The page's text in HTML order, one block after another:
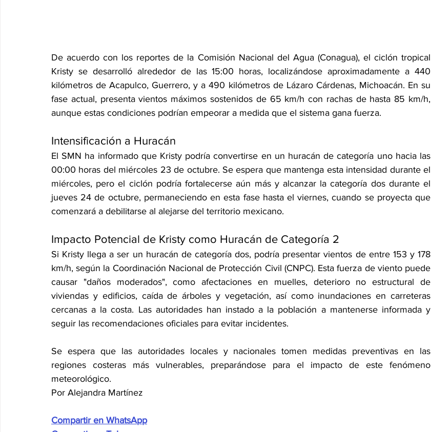
De acuerdo con los reportes de la Comisión Nacional del Agua (Conagua), el ciclón tropical
Kristy se desarrolló alrededor de las 15:00 horas, localizándose aproximadamente a 440
kilómetros de Acapulco, Guerrero, y a 490 kilómetros de Lázaro Cárdenas, Michoacán. En su
fase actual, presenta vientos máximos sostenidos de 65 km/h con rachas de hasta 85 km/h,
aunque estas condiciones podrían empeorar a medida que el sistema gana fuerza.
Intensificación a Huracán
El SMN ha informado que Kristy podría convertirse en un huracán de categoría uno hacia las
00:00 horas del miércoles 23 de octubre. Se espera que mantenga esta intensidad durante el
miércoles, pero el ciclón podría fortalecerse aún más y alcanzar la categoría dos durante el
jueves 24 de octubre, permaneciendo en esta fase hasta el viernes, cuando se proyecta que
comenzará a debilitarse al alejarse del territorio mexicano.
Impacto Potencial de Kristy como Huracán de Categoría 2
Si Kristy llega a ser un huracán de categoría dos, podría presentar vientos de entre 153 y 178
km/h, según la Coordinación Nacional de Protección Civil (CNPC). Esta fuerza de viento puede
causar "daños moderados", como afectaciones en muelles, deterioro no estructural de
viviendas y edificios, caída de árboles y vegetación, así como inundaciones en carreteras
cercanas a la costa. Las autoridades han instado a la población a mantenerse informada y
seguir las recomendaciones oficiales para evitar incidentes.
Se espera que las autoridades locales y nacionales tomen medidas preventivas en las
regiones costeras más vulnerables, preparándose para el impacto de este fenómeno
meteorológico.
Por Alejandra Martínez
Compartir en WhatsApp